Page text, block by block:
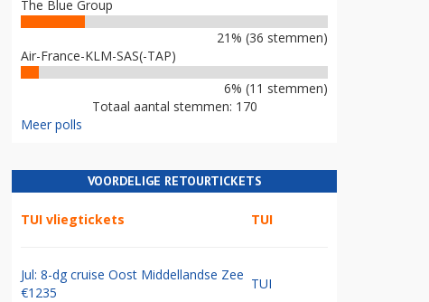
The Blue Group
21% (36 stemmen)
Air-France-KLM-SAS(-TAP)
6% (11 stemmen)
Totaal aantal stemmen: 170
Meer polls
VOORDELIGE RETOURTICKETS
TUI vliegtickets TUI
Jul: 8-dg cruise Oost Middellandse Zee
€1235
TUI